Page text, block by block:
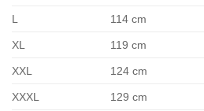
L 114 cm
XL 119 cm
XXL 124 cm
XXXL 129 cm